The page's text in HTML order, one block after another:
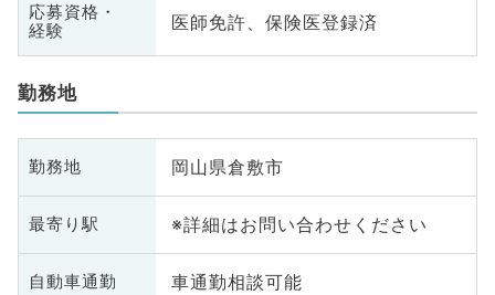
応募資格・
経験
医師免許、保険医登録済
勤務地
勤務地 岡山県倉敷市
最寄り駅 ※詳細はお問い合わせください
自動車通勤 車通勤相談可能